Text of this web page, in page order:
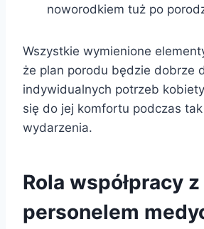
noworodkiem tuż po
Wszystkie wymienione
że plan porodu będzie dobrze
indywidualnych potrzeb
się do jej komfortu podczas
wydarzenia.
Rola współpracy z
personelem